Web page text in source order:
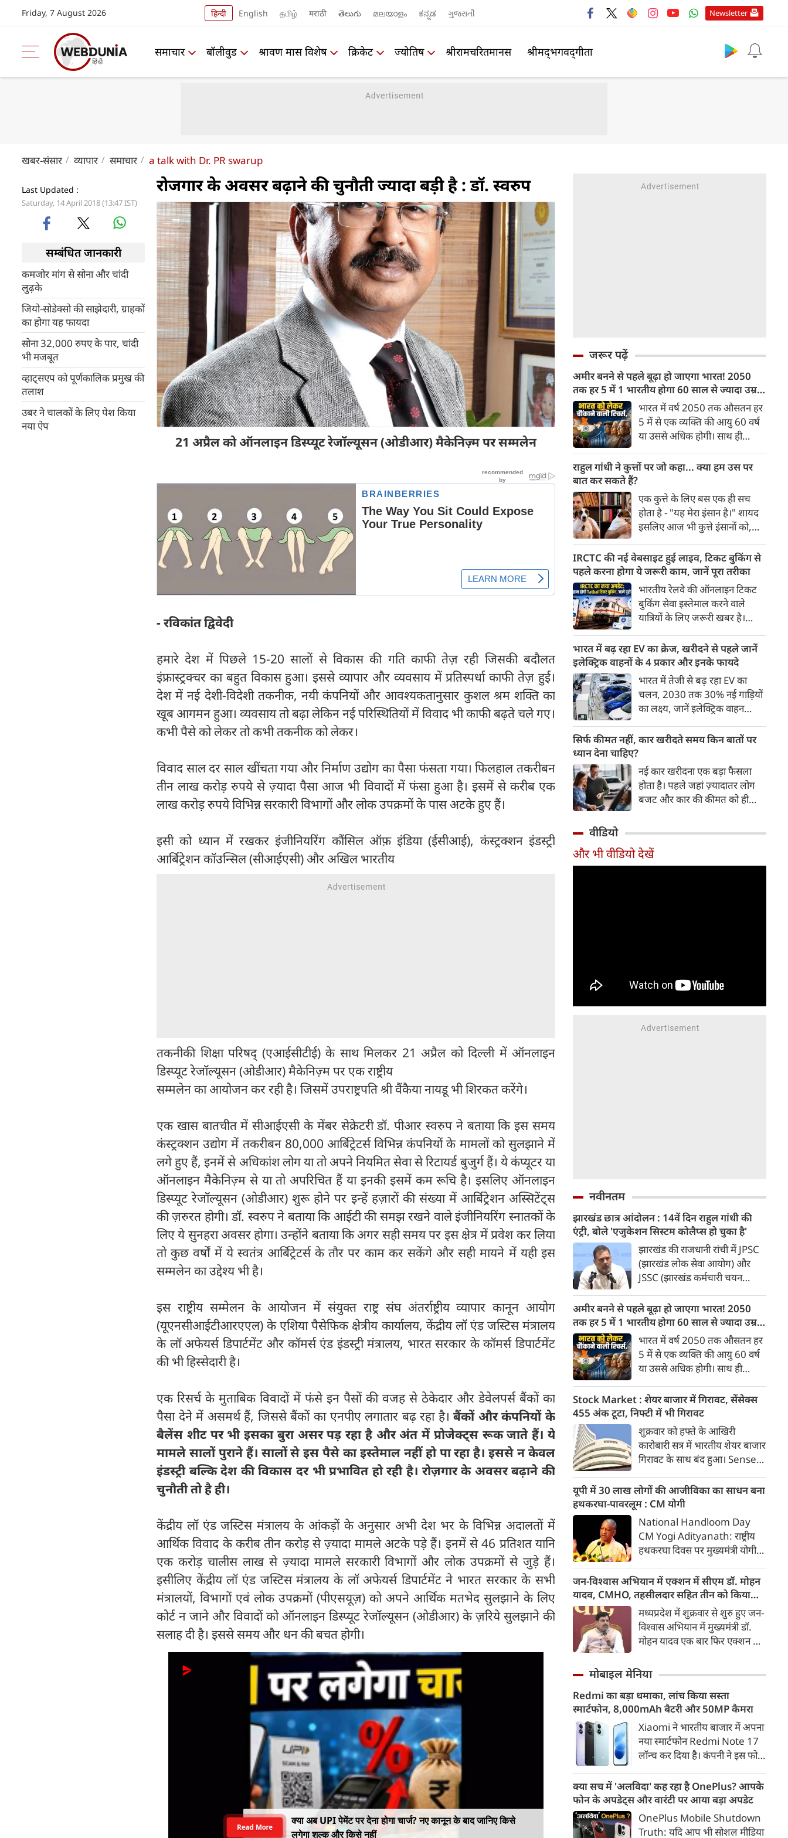
Friday, 7 August 2026 हिन्दी English தமிழ் मराठी తెలుగు മലയാളം ಕನ್ನಡ ગુજરાતી Newsletter
समाचार बॉलीवुड श्रावण मास विशेष क्रिकेट ज्योतिष श्रीरामचरितमानस श्रीमद्‍भगवद्‍गीता
खबर-संसार व्यापार समाचार a talk with Dr. PR swarup
Last Updated :
Saturday, 14 April 2018 (13:47 IST)
सम्बंधित जानकारी
कमजोर मांग से सोना और चांदी
लुढ़के
जियो-सोडेक्सो की साझेदारी, ग्राहकों
का होगा यह फायदा
सोना 32,000 रुपए के पार, चांदी
भी मजबूत
व्हाट्सएप को पूर्णकालिक प्रमुख की
तलाश
उबर ने चालकों के लिए पेश किया
नया ऐप
रोजगार के अवसर बढ़ाने की चुनौती ज्यादा बड़ी है : डॉ. स्वरुप
21 अप्रैल को ऑनलाइन डिस्प्यूट रेजॉल्यूसन (ओडीआर) मैकेनिज़्म पर सम्मलेन
- रविकांत द्विवेदी
हमारे देश में पिछले 15-20 सालों से विकास की गति काफी तेज़ रही जिसकी बदौलत
इंफ्रास्ट्रक्चर का बहुत विकास हुआ। इससे व्यापार और व्यवसाय में प्रतिस्पर्धा काफी तेज़ हुई।
देश में नई देशी-विदेशी तकनीक, नयी कंपनियों और आवश्यकतानुसार कुशल श्रम शक्ति का
खूब आगमन हुआ। व्यवसाय तो बढ़ा लेकिन नई परिस्थितियों में विवाद भी काफी बढ़ते चले गए।
कभी पैसे को लेकर तो कभी तकनीक को लेकर।
विवाद साल दर साल खींचता गया और निर्माण उद्योग का पैसा फंसता गया। फिलहाल तकरीबन
तीन लाख करोड़ रुपये से ज़्यादा पैसा आज भी विवादों में फंसा हुआ है। इसमें से करीब एक
लाख करोड़ रुपये विभिन्न सरकारी विभागों और लोक उपक्रमों के पास अटके हुए हैं।
इसी को ध्यान में रखकर इंजीनियरिंग कौंसिल ऑफ़ इंडिया (ईसीआई), कंस्ट्रक्शन इंडस्ट्री
आर्बिट्रेशन कॉउन्सिल (सीआईएसी) और अखिल भारतीय
तकनीकी शिक्षा परिषद् (एआईसीटीई) के साथ मिलकर 21 अप्रैल को दिल्ली में ऑनलाइन
डिस्प्यूट रेजॉल्यूसन (ओडीआर) मैकेनिज़्म पर एक राष्ट्रीय
सम्मलेन का आयोजन कर रही है। जिसमें उपराष्ट्रपति श्री वैंकैया नायडू भी शिरकत करेंगे।
एक खास बातचीत में सीआईएसी के मेंबर सेक्रेटरी डॉ. पीआर स्वरुप ने बताया कि इस समय
कंस्ट्रक्शन उद्योग में तकरीबन 80,000 आर्बिट्रेटर्स विभिन्न कंपनियों के मामलों को सुलझाने में
लगे हुए हैं, इनमें से अधिकांश लोग या तो अपने नियमित सेवा से रिटायर्ड बुजुर्ग हैं। ये कंप्यूटर या
ऑनलाइन मैकेनिज़्म से या तो अपरिचित हैं या इनकी इसमें कम रूचि है। इसलिए ऑनलाइन
डिस्प्यूट रेजॉल्यूसन (ओडीआर) शुरू होने पर इन्हें हज़ारों की संख्या में आर्बिट्रेशन अस्सिटेंट्स
की ज़रुरत होगी। डॉ. स्वरुप ने बताया कि आईटी की समझ रखने वाले इंजीनियरिंग स्नातकों के
लिए ये सुनहरा अवसर होगा। उन्होंने बताया कि अगर सही समय पर इस क्षेत्र में प्रवेश कर लिया
तो कुछ वर्षों में ये स्वतंत्र आर्बिट्रेटर्स के तौर पर काम कर सकेंगे और सही मायने में यही इस
सम्मलेन का उद्देश्य भी है।
इस राष्ट्रीय सम्मेलन के आयोजन में संयुक्त राष्ट्र संघ अंतर्राष्ट्रीय व्यापार कानून आयोग
(यूएनसीआईटीआरएएल) के एशिया पैसेफिक क्षेत्रीय कार्यालय, केंद्रीय लॉ एंड जस्टिस मंत्रालय
के लॉ अफेयर्स डिपार्टमेंट और कॉमर्स एंड इंडस्ट्री मंत्रालय, भारत सरकार के कॉमर्स डिपार्टमेंट
की भी हिस्सेदारी है।
एक रिसर्च के मुताबिक विवादों में फंसे इन पैसों की वजह से ठेकेदार और डेवेलपर्स बैंकों का
पैसा देने में असमर्थ हैं, जिससे बैंकों का एनपीए लगातार बढ़ रहा है।बैंकों और कंपनियों के
बैलेंस शीट पर भी इसका बुरा असर पड़ रहा है और अंत में प्रोजेक्ट्स रूक जाते हैं। ये
मामले सालों पुराने हैं। सालों से इस पैसे का इस्तेमाल नहीं हो पा रहा है। इससे न केवल
इंडस्ट्री बल्कि देश की विकास दर भी प्रभावित हो रही है। रोज़गार के अवसर बढ़ाने की
चुनौती तो है ही।
केंद्रीय लॉ एंड जस्टिस मंत्रालय के आंकड़ों के अनुसार अभी देश भर के विभिन्न अदालतों में
आर्थिक विवाद के करीब तीन करोड़ से ज़्यादा मामले अटके पड़े हैं। इनमें से 46 प्रतिशत यानि
एक करोड़ चालीस लाख से ज़्यादा मामले सरकारी विभागों और लोक उपक्रमों से जुड़े हैं।
इसीलिए केंद्रीय लॉ एंड जस्टिस मंत्रालय के लॉ अफेयर्स डिपार्टमेंट ने भारत सरकार के सभी
मंत्रालयों, विभागों एवं लोक उपक्रमों (पीएसयूज़) को अपने आर्थिक मतभेद सुलझाने के लिए
कोर्ट न जाने और विवादों को ऑनलाइन डिस्प्यूट रेजॉल्यूसन (ओडीआर) के ज़रिये सुलझाने की
सलाह दी है। इससे समय और धन की बचत होगी।
क्या अब UPI पेमेंट पर देना होगा चार्ज? नए कानून के बाद जानिए किसे
लगेगा शुल्क और किसे नहीं
Read More
जरूर पढ़ें
अमीर बनने से पहले बूढ़ा हो जाएगा भारत! 2050
तक हर 5 में 1 भारतीय होगा 60 साल से ज्यादा उम्र
का
भारत में वर्ष 2050 तक औसतन हर
5 में से एक व्यक्ति की आयु 60 वर्ष
या उससे अधिक होगी। साथ ही
भारत में रहेंगे। ‘ट्रांसफॉर्म रूरल
अनुसार भारत विकसित देशों के
विपरीत समृद्ध बनने से पहले ही वृद्ध
होती आबादी वाले देश की श्रेणी में
पहुंच रहा है।
राहुल गांधी ने कुत्तों पर जो कहा... क्या हम उस पर
बात कर सकते हैं?
एक कुत्ते के लिए बस एक ही सच
होता है - "यह मेरा इंसान है।" शायद
इसलिए आज भी कुत्ते इंसानों को,
भू-राजनीति से लेकर कृत्रिम
बुद्धिमत्ता, जलवायु परिवर्तन से लेकर
क्रिकेट तक हर विषय पर बहस कर
सकते हैं, तो उस जीव पर भी एक
गंभीर चर्चा बनती है जिसने किसी भी
सभ्यता से पहले इंसान का साथ चुना
था। दुर्भाग्य यह है कि आज कुत्तों के
बारे में हमारी राय पशु-चिकित्सकों,
व्यवहार वैज्ञानिकों या विशेषज्ञों से
कम... और व्हाट्सऐप यूनिवर्सिटी से
ज़्यादा बनती है।
IRCTC की नई वेबसाइट हुई लाइव, टिकट बुकिंग से
पहले करना होगा ये जरूरी काम, जानें पूरा तरीका
भारतीय रेलवे की ऑनलाइन टिकट
बुकिंग सेवा इस्तेमाल करने वाले
यात्रियों के लिए जरूरी खबर है।
वेबसाइट का बीटा वर्जन लॉन्च कर
दिया है। करीब 24 साल पुराने
इंटरफेस के बाद वेबसाइट को नए
डिजाइन और कई नए फीचर्स के साथ
अपडेट किया गया है।
भारत में बढ़ रहा EV का क्रेज, खरीदने से पहले जानें
इलेक्ट्रिक वाहनों के 4 प्रकार और इनके फायदे
भारत में तेजी से बढ़ रहा EV का
चलन, 2030 तक 30% नई गाड़ियों
का लक्ष्य, जानें इलेक्ट्रिक वाहन
200 अरब रुपए का मौका
सिर्फ कीमत नहीं, कार खरीदते समय किन बातों पर
ध्यान देना चाहिए?
नई कार खरीदना एक बड़ा फैसला
होता है। पहले जहां ज़्यादातर लोग
बजट और कार की कीमत को ही
खरीदते समय किन बातों पर ध्यान
देना चाहिए।
वीडियो
और भी वीडियो देखें
नवीनतम
झारखंड छात्र आंदोलन : 14वें दिन राहुल गांधी की
एंट्री, बोले 'एजुकेशन सिस्टम कोलैप्स हो चुका है'
झारखंड की राजधानी रांची में JPSC
(झारखंड लोक सेवा आयोग) और
JSSC (झारखंड कर्मचारी चयन
धांधली, पेपर लीक और परीक्षा
माफियाओं के खिलाफ छात्रों का
विरोध प्रदर्शन उग्र रूप ले चुका है।
आंदोलन के 14वें दिन इस मामले में
उस वक्त बड़ा मोड़ आया जब
लोकसभा में विपक्ष के नेता राहुल
गांधी ने सीधे आंदोलनकारी छात्रों से
संवाद साधा।
अमीर बनने से पहले बूढ़ा हो जाएगा भारत! 2050
तक हर 5 में 1 भारतीय होगा 60 साल से ज्यादा उम्र
का
भारत में वर्ष 2050 तक औसतन हर
5 में से एक व्यक्ति की आयु 60 वर्ष
या उससे अधिक होगी। साथ ही
भारत में रहेंगे। ‘ट्रांसफॉर्म रूरल
इंडिया’ (टीआरआई) की रिचर्स के
अनुसार भारत विकसित देशों के
विपरीत समृद्ध बनने से पहले ही वृद्ध
होती आबादी वाले देश की श्रेणी में
पहुंच रहा है।
Stock Market : शेयर बाजार में गिरावट, सेंसेक्स
455 अंक टूटा, निफ्टी में भी गिरावट
शुक्रवार को हफ्ते के आखिरी
कारोबारी सत्र में भारतीय शेयर बाजार
गिरावट के साथ बंद हुआ। Sensex
गिरकर 78,499.17 के स्तर पर बंद
हुआ। वहीं, Nifty 50 में 65.35
अंक यानी 0.27 फीसदी की गिरावट
रही और यह 24,570.65 के स्तर
पर बंद हुआ। शुक्रवार को सेंसेक्स
438.68 अंक यानी 0.56 फीसदी
गिरकर 78,516.08 के स्तर पर
खुला था। वहीं निफ्टी 97.10 अंक
यानी 0.39 फीसदी की गिरावट के
साथ 24,538.90 के स्तर पर खुला।
यूपी में 30 लाख लोगों की आजीविका का साधन बना
हथकरघा-पावरलूम : CM योगी
National Handloom Day
CM Yogi Adityanath: राष्ट्रीय
हथकरघा दिवस पर मुख्यमंत्री योगी
उत्थान के लिए सरकार की प्रतिबद्धता
दोहराई। उन्होंने कहा कि यूपी में
हथकरघा और पावरलूम से करीब 30
लाख लोगों की आजीविका जुड़ी है।
जन-विश्वास अभियान में एक्शन में सीएम डॉ. मोहन
यादव, CMHO, तहसीलदार सहित तीन को किया
सस्पेंड
मध्यप्रदेश में शुक्रवार से शुरु हुए जन-
विश्वास अभियान में मुख्यमंत्री डॉ.
मोहन यादव एक बार फिर एक्शन मोड
एक तरफ यहां 'मुख्यमंत्री जन-
तो दूसरी तरफ प्रशासनिक कड़ाई का
स्पष्ट संदेश दिया। उन्होंने शिकायतों
पर सुनवाई करते-करते छिंदवाड़ा के
सीएमएचओ डॉ. नरेश गु्न्नाड़े,
तहसीलदार और पटवारी को तत्काल
डॉ. मोहन ने छिंदवाड़ा कलेक्टर
कार्यालय स्थित लोक सेवा केंद्र का
निरीक्षण कर व्यवस्थाओं का जायजा
लिया। उन्होंने कलेक्ट्रेट कार्यालय में
मोबाइल मेनिया
Redmi का बड़ा धमाका, लांच किया सस्ता
स्मार्टफोन, 8,000mAh बैटरी और 50MP कैमरा
Xiaomi ने भारतीय बाजार में अपना
नया स्मार्टफोन Redmi Note 17
लॉन्च कर दिया है। कंपनी ने इस फोन
डिस्प्ले, 8,000mAh की बड़ी बैटरी
और Qualcomm Snapdragon
चिपसेट के साथ पेश किया है। फोन में
50MP का मेन कैमरा दिया गया है।
क्या सच में 'अलविदा' कह रहा है OnePlus? आपके
फोन के अपडेट्स और वारंटी पर आया बड़ा अपडेट
OnePlus Mobile Shutdown
Truth: यदि आप भी सोशल मीडिया